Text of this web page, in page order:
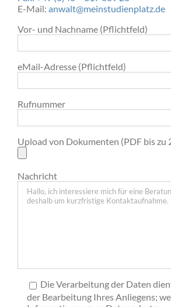
E-Mail: anwalt@meinstudienplatz.de
Vor- und Nachname (Pflichtfeld)
eMail-Adresse (Pflichtfeld)
Rufnummer
Upload von Dokumenten (PDF bis zu
Nachricht
Die Verarbeitung der Daten
der Bearbeitung Ihres Anliegens;